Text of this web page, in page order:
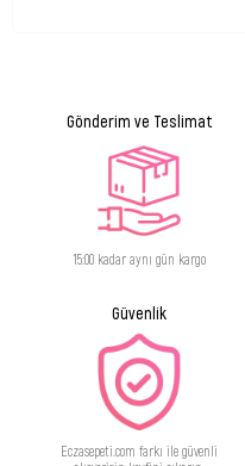
Gönderim ve Teslimat
15:00 kadar aynı gün kargo
Güvenlik
Eczasepeti.com farkı ile güvenli